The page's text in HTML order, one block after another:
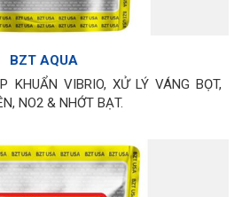
BZT AQUA
KHUẨN VIBRIO, XỬ LÝ VÁNG BỌT,
NO2 & NHỚT BẠT.